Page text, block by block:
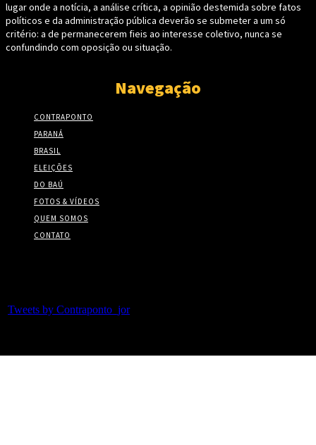
lugar onde a notícia, a análise crítica, a opinião destemida sobre fatos
políticos e da administração pública deverão se submeter a um só
critério: a de permanecerem fieis ao interesse coletivo, nunca se
confundindo com oposição ou situação.
Navegação
CONTRAPONTO
PARANÁ
BRASIL
ELEIÇÕES
DO BAÚ
FOTOS & VÍDEOS
QUEM SOMOS
CONTATO
Tweets by Contraponto_jor